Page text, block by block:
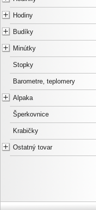
Hodiny
Budíky
Minútky
Stopky
Barometre, teplomery
Alpaka
Šperkovnice
Krabičky
Ostatný tovar